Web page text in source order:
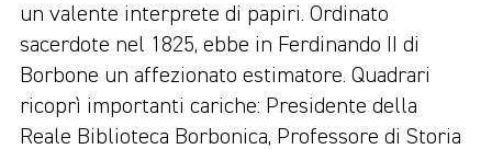
un valente interprete di papiri. Ordinato
sacerdote nel 1825, ebbe in Ferdinando II di
Borbone un affezionato estimatore. Quadrari
ricoprì importanti cariche: Presidente della
Reale Biblioteca Borbonica, Professore di Storia